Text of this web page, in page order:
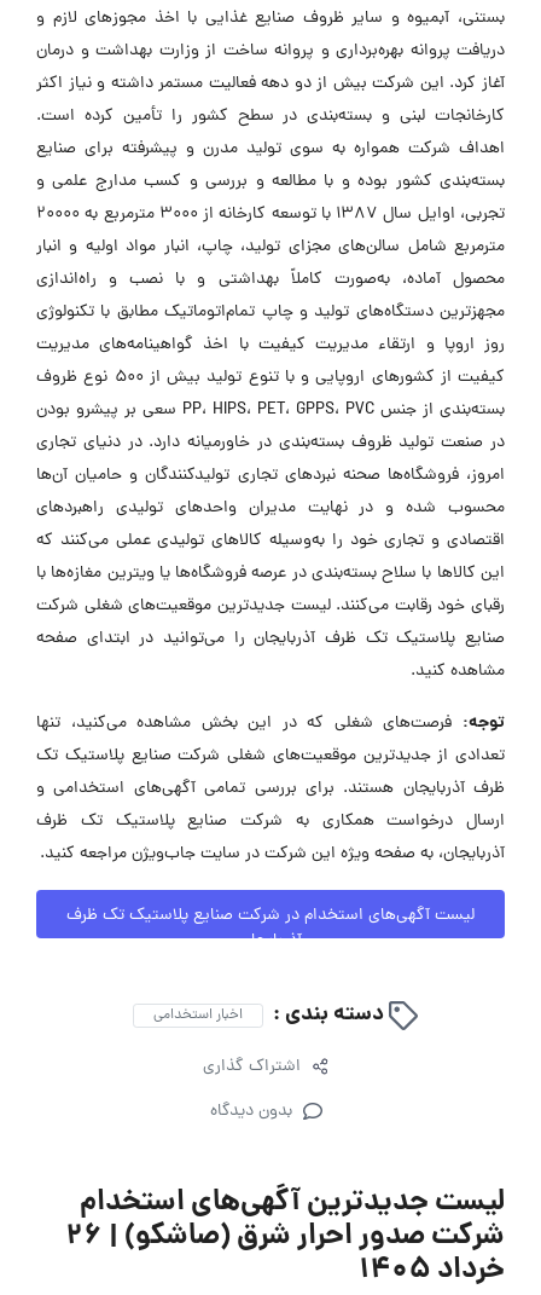
بستنی، آبمیوه و سایر ظروف صنایع غذایی با اخذ مجوزهای لازم و
دریافت پروانه بهره‌برداری و پروانه ساخت از وزارت بهداشت و درمان
آغاز کرد. این شرکت بیش از دو دهه فعالیت مستمر داشته و نیاز اکثر
کارخانجات لبنی و بسته‌بندی در سطح کشور را تأمین کرده است.
اهداف شرکت همواره به سوی تولید مدرن و پیشرفته برای صنایع
بسته‌بندی کشور بوده و با مطالعه و بررسی و کسب مدارج علمی و
تجربی، اوایل سال 1387 با توسعه کارخانه از 3000 مترمربع به 20000
مترمربع شامل سالن‌های مجزای تولید، چاپ، انبار مواد اولیه و انبار
محصول آماده، به‌صورت کاملاً بهداشتی و با نصب و راه‌اندازی
مجهزترین دستگاه‌های تولید و چاپ تمام‌اتوماتیک مطابق با تکنولوژی
روز اروپا و ارتقاء مدیریت کیفیت با اخذ گواهینامه‌های مدیریت
کیفیت از کشورهای اروپایی و با تنوع تولید بیش از 500 نوع ظروف
بسته‌بندی از جنس PP، HIPS، PET، GPPS، PVC سعی بر پیشرو بودن
در صنعت تولید ظروف بسته‌بندی در خاورمیانه دارد. در دنیای تجاری
امروز، فروشگاه‌ها صحنه نبردهای تجاری تولیدکنندگان و حامیان آن‌ها
محسوب شده و در نهایت مدیران واحدهای تولیدی راهبردهای
اقتصادی و تجاری خود را به‌وسیله کالاهای تولیدی عملی می‌کنند که
این کالاها با سلاح بسته‌بندی در عرصه فروشگاه‌ها یا ویترین مغازه‌ها با
رقبای خود رقابت می‌کنند. لیست جدیدترین موقعیت‌های شغلی شرکت
صنایع پلاستیک تک ظرف آذربایجان را می‌توانید در ابتدای صفحه
مشاهده کنید.
توجه: فرصت‌های شغلی که در این بخش مشاهده می‌کنید، تنها
تعدادی از جدیدترین موقعیت‌های شغلی شرکت صنایع پلاستیک تک
ظرف آذربایجان هستند. برای بررسی تمامی آگهی‌های استخدامی و
ارسال درخواست همکاری به شرکت صنایع پلاستیک تک ظرف
آذربایجان، به صفحه ویژه این شرکت در سایت جاب‌ویژن مراجعه کنید.
لیست آگهی‌های استخدام در شرکت صنایع پلاستیک تک ظرف
آذربایجان
دسته بندی : اخبار استخدامی
اشتراک گذاری
بدون دیدگاه
لیست جدیدترین آگهی‌های استخدام
شرکت صدور احرار شرق (صاشکو) | ۲۶
خرداد ۱۴۰۵